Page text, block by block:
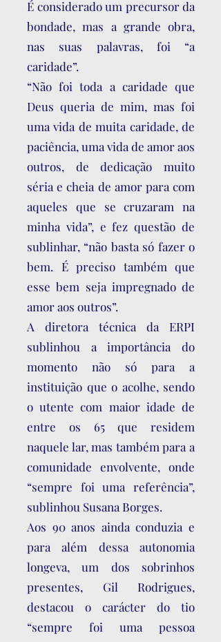
É considerado um precursor da
bondade, mas a grande obra,
nas suas palavras, foi “a
caridade”.
“Não foi toda a caridade que
Deus queria de mim, mas foi
uma vida de muita caridade, de
paciência, uma vida de amor aos
outros, de dedicação muito
séria e cheia de amor para com
aqueles que se cruzaram na
minha vida”, e fez questão de
sublinhar, “não basta só fazer o
bem. É preciso também que
esse bem seja impregnado de
amor aos outros”.
A diretora técnica da ERPI
sublinhou a importância do
momento não só para a
instituição que o acolhe, sendo
o utente com maior idade de
entre os 65 que residem
naquele lar, mas também para a
comunidade envolvente, onde
“sempre foi uma referência”,
sublinhou Susana Borges.
Aos 90 anos ainda conduzia e
para além dessa autonomia
longeva, um dos sobrinhos
presentes, Gil Rodrigues,
destacou o carácter do tio
“sempre foi uma pessoa